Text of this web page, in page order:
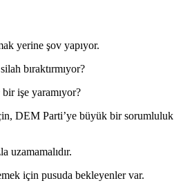
yerine şov yapıyor.
bıraktırmıyor?
işe yaramıyor?
DEM Parti’ye büyük bir sorumluluk
uzamamalıdır.
için pusuda bekleyenler var.